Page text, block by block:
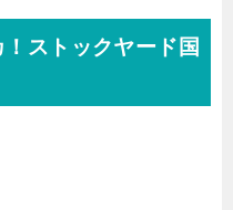
ストックヤード国